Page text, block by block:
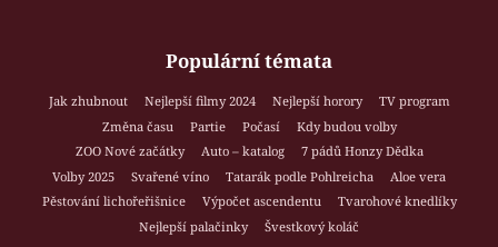
Populární témata
Jak zhubnout Nejlepší filmy 2024 Nejlepší horory
TV program
Změna času
Partie Počasí
Kdy budou volby
ZOO Nové začátky
Auto – katalog
7 pádů Honzy Dědka
Volby 2025
Svařené víno Tatarák podle Pohlreicha
Aloe vera
Pěstování lichořeřišnice
Výpočet ascendentu
Tvarohové knedlíky
Nejlepší palačinky
Švestkový koláč